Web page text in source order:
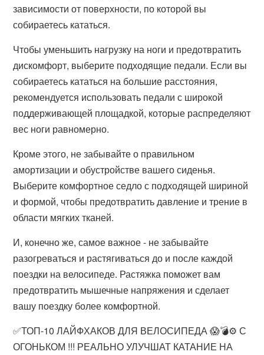
зависимости от поверхности, по которой вы
собираетесь кататься.
Чтобы уменьшить нагрузку на ноги и предотвратить
дискомфорт, выберите подходящие педали. Если вы
собираетесь кататься на большие расстояния,
рекомендуется использовать педали с широкой
поддерживающей площадкой, которые распределяют
вес ноги равномерно.
Кроме этого, не забывайте о правильном
амортизации и обустройстве вашего сиденья.
Выберите комфортное седло с подходящей шириной
и формой, чтобы предотвратить давление и трение в
области мягких тканей.
И, конечно же, самое важное - не забывайте
разогреваться и растягиваться до и после каждой
поездки на велосипеде. Растяжка поможет вам
предотвратить мышечные напряжения и сделает
вашу поездку более комфортной.
✅ТОП-10 ЛАЙФХАКОВ ДЛЯ ВЕЛОСИПЕДА 😱💣⚙️ С
ОГОНЬКОМ !!! РЕАЛЬНО УЛУЧШАТ КАТАНИЕ НА